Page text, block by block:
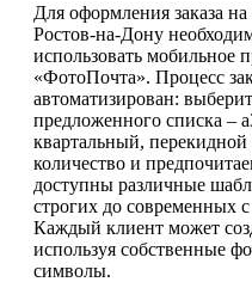
Для оформления заказа на
Ростов-на-Дону
использовать мобильное
«ФотоПочта». Процесс
автоматизирован:
предложенного списка –
квартальный,
количество и
доступны различные
строгих до современных
Каждый клиент может
используя собственные
символы.